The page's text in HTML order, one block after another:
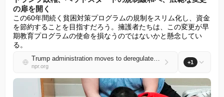
の扉を開く
この60年間続く貧困対策プログラムの規制をスリム化し、資金
を節約することを目指すだろう。擁護者たちは、この変更が早
期教育プログラムの使命を損なうのではないかと懸念してい
る。
Trump administration moves to deregulate Head Start, opening door for sweeping change
npr.org
+1